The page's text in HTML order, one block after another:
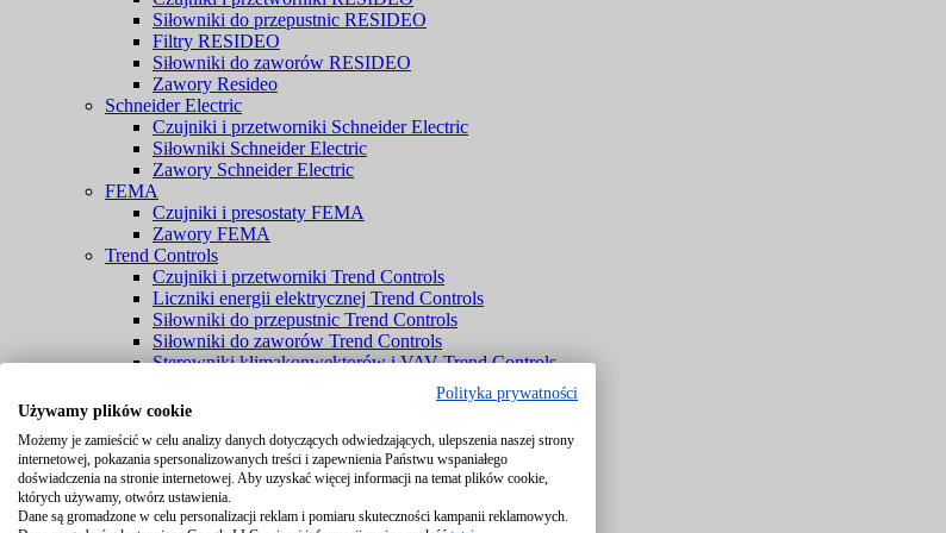
Siłowniki do przepustnic RESIDEO
Filtry RESIDEO
Siłowniki do zaworów RESIDEO
Zawory Resideo
Schneider Electric
Czujniki i przetworniki Schneider Electric
Siłowniki Schneider Electric
Zawory Schneider Electric
FEMA
Czujniki i presostaty FEMA
Zawory FEMA
Trend Controls
Czujniki i przetworniki Trend Controls
Liczniki energii elektrycznej Trend Controls
Siłowniki do przepustnic Trend Controls
Siłowniki do zaworów Trend Controls
Sterowniki klimakonwektorów i VAV Trend Controls
PENN® by Johnson Controls
Komponenty chłodnicze PENN® by Johnson Controls
Zawory PENN® by Johnson Controls
Braukmann
Czujniki Braukmann
Polityka prywatności
Używamy plików cookie
Możemy je zamieścić w celu analizy danych dotyczących odwiedzających, ulepszenia naszej strony
internetowej, pokazania spersonalizowanych treści i zapewnienia Państwu wspaniałego
doświadczenia na stronie internetowej. Aby uzyskać więcej informacji na temat plików cookie,
których używamy, otwórz ustawienia.
Dane są gromadzone w celu personalizacji reklam i pomiaru skuteczności kampanii reklamowych.